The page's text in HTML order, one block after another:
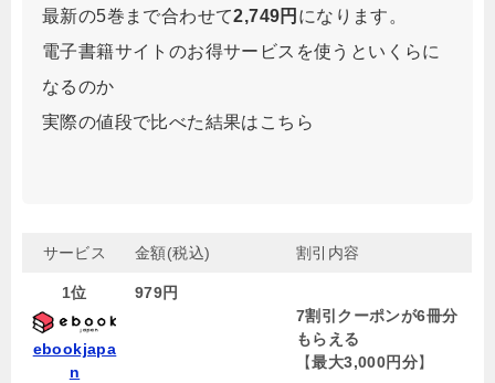
最新の5巻まで合わせて2,749円 になります。
電子書籍サイトのお得サービスを使うといくらに
なるのか
実際の値段で比べた結果はこちら
サービス 金額(税込) 割引内容
1位
ebookjapa
n
979円
7割引クーポンが6冊分
もらえる
【最大3,000円分】